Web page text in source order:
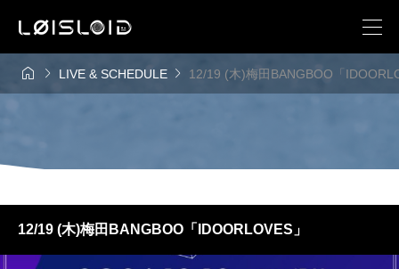
  LIVE & SCHEDULE  12/19 (木)梅田BANGBOO「
12/19 (木)梅田BANGBOO「IDOORLOVES」